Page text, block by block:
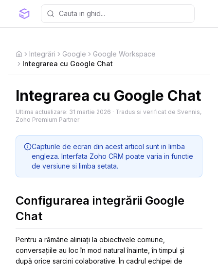
HomeIntegrări Google
Google Workspace
Integrarea cu Google Chat
Integrarea cu Google Chat
Ultima actualizare: 31 martie 2026 · Tradus si verificat de Svennis,
Zoho Premium Partner
Capturile de ecran din acest articol sunt in limba
engleza. Interfata Zoho CRM poate varia in functie
de versiune si limba setata.
Configurarea integrării Google
Chat
Pentru a rămâne aliniați la obiectivele comune,
conversațiile au loc în mod natural înainte, în timpul și
după orice sarcini colaborative. În cadrul echipei de